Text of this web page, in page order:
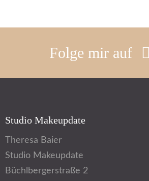
Folge mir auf
Studio Makeupdate
Theresa Baier
Studio Makeupdate
Büchlbergerstraße 2